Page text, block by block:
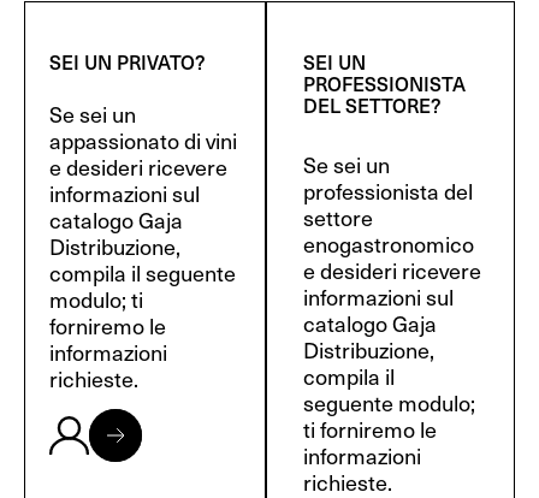
SEI UN PRIVATO?
Se sei un
appassionato di vini
e desideri ricevere
informazioni sul
catalogo Gaja
Distribuzione,
compila il seguente
modulo; ti
forniremo le
informazioni
richieste.
SEI UN
PROFESSIONISTA
DEL SETTORE?
Se sei un
professionista del
settore
enogastronomico
e desideri ricevere
informazioni sul
catalogo Gaja
Distribuzione,
compila il
seguente modulo;
ti forniremo le
informazioni
richieste.